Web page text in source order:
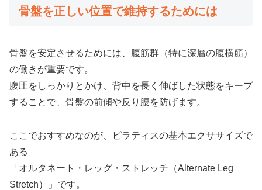
骨盤を正しい位置で維持するためには
骨盤を安定させるためには、腹筋群（特に深層の腹横筋）
の働きが重要です。
腹圧をしっかりとかけ、背中を長く伸ばした状態をキープ
することで、骨盤の前傾や反り腰を防げます。
ここでおすすめなのが、ピラティスの基本エクササイズで
ある
「オルタネート・レッグ・ストレッチ（Alternate Leg
Stretch）」です。